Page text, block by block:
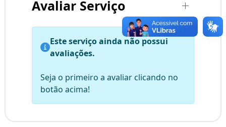
Avaliar Serviço
Este serviço ainda não possui
avaliações.
Seja o primeiro a avaliar clicando no
botão acima!